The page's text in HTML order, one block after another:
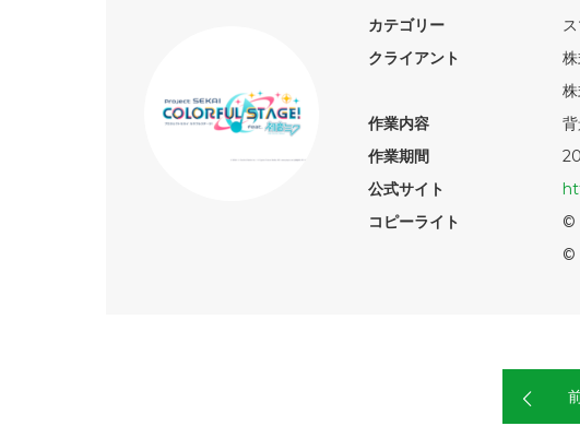
カテゴリー
クライアント
作業内容
作業期間
公式サイト
コピーライト
©
©